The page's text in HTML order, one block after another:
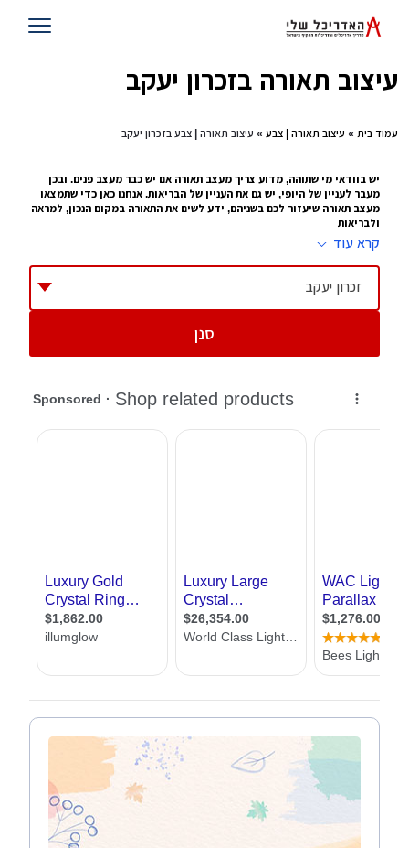
עיצוב תאורה בזכרון יעקב
עמוד בית » עיצוב תאורה | צבע » עיצוב תאורה | צבע בזכרון יעקב
יש בוודאי מי שתוהה, מדוע צריך מעצב תאורה אם יש כבר מעצב פנים. ובכן
מעבר לעניין של היופי, יש גם את העניין של הבריאות. אנחנו כאן כדי שתמצאו
מעצב תאורה שיעזור לכם בשניהם, ידע לשים את התאורה במקום הנכון, למראה
ולבריאות
ביממה, או נמצא בבית, קורא או מסתכל על טלוויזיה כמה שעות ביום , יודע איזו
השפעה יש לתאורה על העיניים שלו. זו הסיבה שמתוך
צמח לו תחום של
עיצוב תאורה, מעצב שמציע היכן לשים את התאורה, באיזו כמות ובאיזו צורה.
ההשפעה שלו על הבית יכולה להיות עצומה
תוודאו שהתאורה נמצאת במקום שילד לא יכול להגיע אליה
תוודאו שיש תאורה מספקת לקריאה ליד השולחן וליד המיטה
קרא עוד
זכרון יעקב
סנן